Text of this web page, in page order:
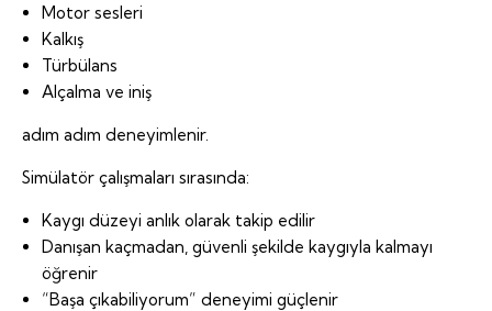
Motor sesleri
Kalkış
Türbülans
Alçalma ve iniş
adım adım deneyimlenir.
Simülatör çalışmaları sırasında:
Kaygı düzeyi anlık olarak takip edilir
Danışan kaçmadan, güvenli şekilde kaygıyla kalmayı
öğrenir
“Başa çıkabiliyorum” deneyimi güçlenir